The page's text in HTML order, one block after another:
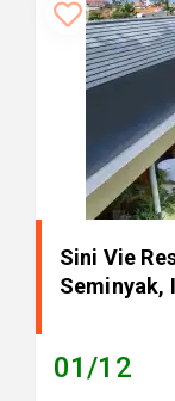
Sini Vie
Seminyak,
01/12